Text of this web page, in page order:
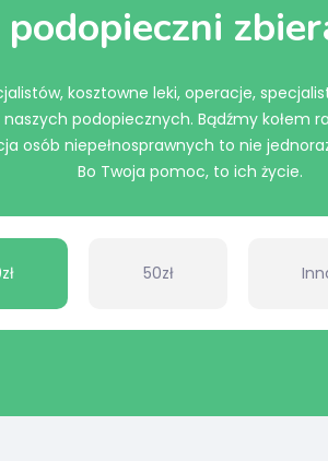
kosztowne leki, operacje,
podopiecznych. Bądźmy kołem
osób niepełnosprawnych to nie
Bo Twoja pomoc, to ich życie.
50zł